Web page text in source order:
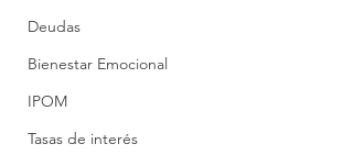
Deudas
Bienestar Emocional
IPOM
Tasas de interés